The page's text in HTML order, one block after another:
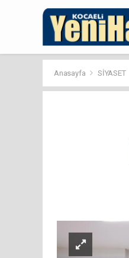
Anasayfa SİYASET